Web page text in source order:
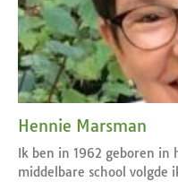
Hennie Marsman
Ik ben in 1962 geboren in
middelbare school volgde